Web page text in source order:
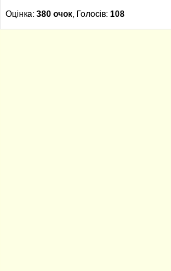
Оцінка: 380 очок, Голосів: 108